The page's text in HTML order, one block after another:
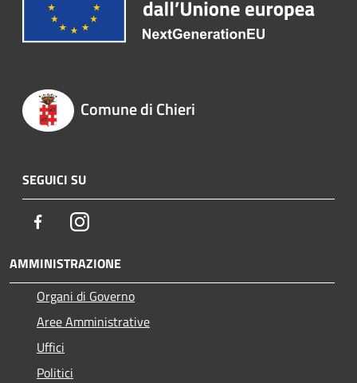
Comune di Chieri
SEGUICI SU
FacebookInstagram
AMMINISTRAZIONE
Organi di Governo
Aree Amministrative
Uffici
Politici